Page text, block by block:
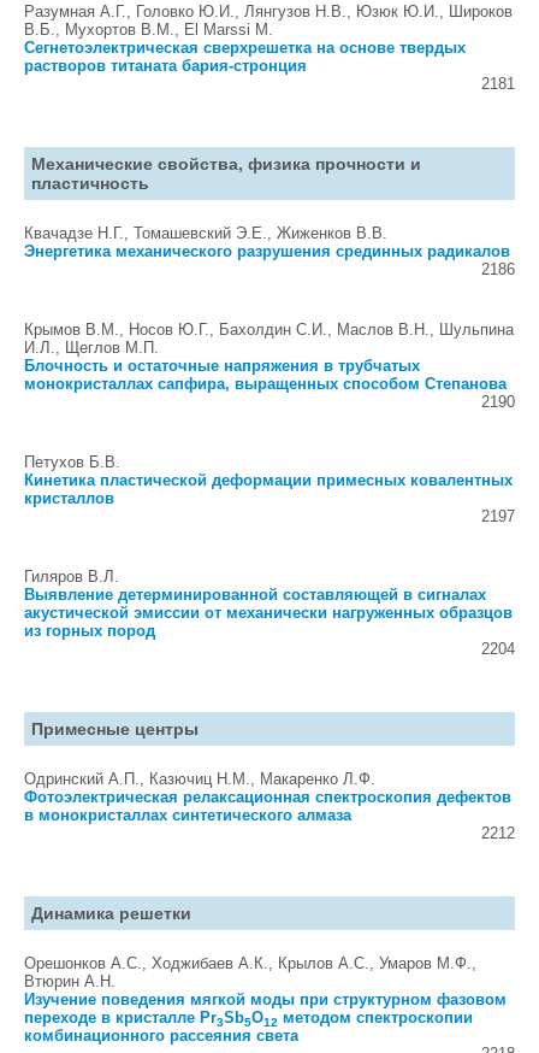
Разумная А.Г., Головко Ю.И., Лянгузов Н.В., Юзюк Ю.И., Широков
В.Б., Мухортов В.М., El Marssi M.
Сегнетоэлектрическая сверхрешетка на основе твердых
растворов титаната бария-стронция
2181
Механические свойства, физика прочности и
пластичность
Квачадзе Н.Г., Томашевский Э.Е., Жиженков В.В.
Энергетика механического разрушения срединных радикалов
2186
Крымов В.М., Носов Ю.Г., Бахолдин С.И., Маслов В.Н., Шульпина
И.Л., Щеглов М.П.
Блочность и остаточные напряжения в трубчатых
монокристаллах сапфира, выращенных способом Степанова
2190
Петухов Б.В.
Кинетика пластической деформации примесных ковалентных
кристаллов
2197
Гиляров В.Л.
Выявление детерминированной составляющей в сигналах
акустической эмиссии от механически нагруженных образцов
из горных пород
2204
Примесные центры
Одринский А.П., Казючиц Н.М., Макаренко Л.Ф.
Фотоэлектрическая релаксационная спектроскопия дефектов
в монокристаллах синтетического алмаза
2212
Динамика решетки
Орешонков А.С., Ходжибаев А.К., Крылов А.С., Умаров М.Ф.,
Втюрин А.Н.
Изучение поведения мягкой моды при структурном фазовом
переходе в кристалле Pr3Sb5O12 методом спектроскопии
комбинационного рассеяния света